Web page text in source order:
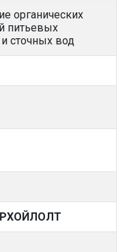
органических
питьевых
сточных вод